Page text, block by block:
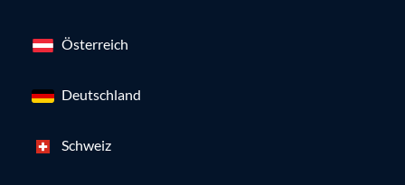
Österreich
Deutschland
Schweiz